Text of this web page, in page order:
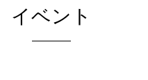
イベント